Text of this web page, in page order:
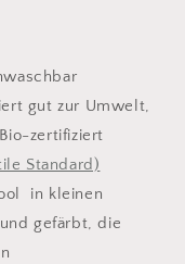
gut zur Umwelt,
zertifiziert
Standard)
in kleinen
gefärbt, die